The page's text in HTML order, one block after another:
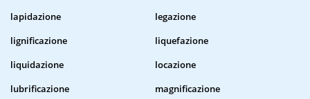
lapidazione
legazione
lignificazione
liquefazione
liquidazione
locazione
lubrificazione
magnificazione